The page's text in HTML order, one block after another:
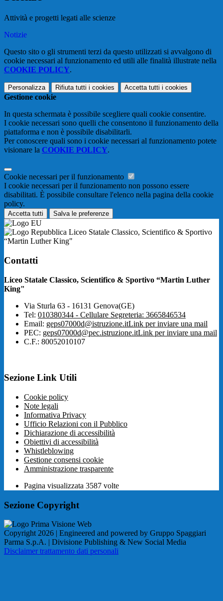
Attività e progetti legati alle scienze
Notizie
Questo sito o gli strumenti terzi da questo utilizzati si avvalgono di
cookie necessari al funzionamento ed utili alle finalità illustrate nella
COOKIE POLICY.
Personalizza Rifiuta tutti i cookies Accetta tutti i cookies
Gestione cookie
In questa schermata è possibile scegliere quali cookie consentire.
I cookie necessari sono quelli che consentono il funzionamento della
piattaforma e non è possibile disabilitarli.
Per conoscere quali sono i cookie necessari al funzionamento potete
visionare la COOKIE POLICY.
Cookie necessari per il funzionamento
I cookie necessari per il funzionamento non possono essere
disabilitati. È possibile consultare l'elenco nella pagina della cookie
policy.
Accetta tutti Salva le preferenze
Liceo Statale Classico, Scientifico & Sportivo
“Martin Luther King"
Contatti
Liceo Statale Classico, Scientifico & Sportivo “Martin Luther
King"
Via Sturla 63 - 16131 Genova(GE)
Tel: 010380344 - Cellulare Segreteria: 3665846534
Email: geps07000d@istruzione.itLink per inviare una mail
PEC: geps07000d@pec.istruzione.itLink per inviare una mail
C.F.: 80052010107
Sezione Link Utili
Cookie policy
Note legali
Informativa Privacy
Ufficio Relazioni con il Pubblico
Dichiarazione di accessibilità
Obiettivi di accessibilità
Whistleblowing
Gestione consensi cookie
Amministrazione trasparente
Pagina visualizzata 3587 volte
Sezione Copyright
Copyright 2026 | Engineered and powered by Gruppo Spaggiari
Parma S.p.A. | Divisione Publishing & New Social Media
Disclaimer trattamento dati personali